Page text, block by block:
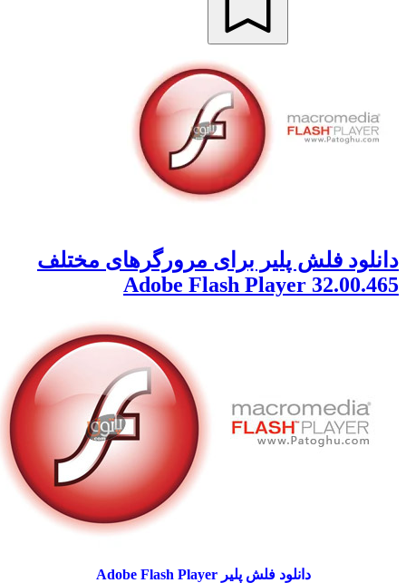
فلش پلیر برای مرورگرهای مختلف
Adobe Flash Player
دانلود فلش پلیر Adobe Flash Player